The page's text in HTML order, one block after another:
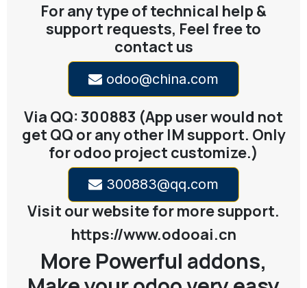
For any type of technical help &
support requests, Feel free to
contact us
odoo@china.com
Via QQ: 300883 (App user would not
get QQ or any other IM support. Only
for odoo project customize.)
300883@qq.com
Visit our website for more support.
https://www.odooai.cn
More Powerful addons,